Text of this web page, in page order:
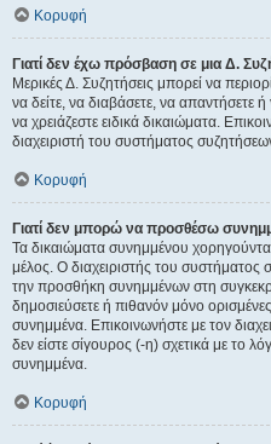
Κορυφή
Γιατί δεν έχω πρόσβαση σε μια Δ.
Μερικές Δ. Συζητήσεις μπορεί να
να δείτε, να διαβάσετε, να απαντήσετε
να χρειάζεστε ειδικά δικαιώματα.
διαχειριστή του συστήματος
Κορυφή
Γιατί δεν μπορώ να προσθέσω
Τα δικαιώματα συνημμένου
μέλος. Ο διαχειριστής του συστήματος
την προσθήκη συνημμένων στη
δημοσιεύσετε ή πιθανόν μόνο
συνημμένα. Επικοινωνήστε με τον
δεν είστε σίγουρος (-η) σχετικά με το
συνημμένα.
Κορυφή